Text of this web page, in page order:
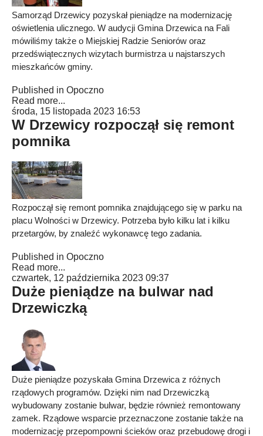
Samorząd Drzewicy pozyskał pieniądze na modernizację
oświetlenia ulicznego. W audycji Gmina Drzewica na Fali
mówiliśmy także o Miejskiej Radzie Seniorów oraz
przedświątecznych wizytach burmistrza u najstarszych
mieszkańców gminy.
Published in Opoczno
Read more...
środa, 15 listopada 2023 16:53
W Drzewicy rozpoczął się remont
pomnika
Rozpoczął się remont pomnika znajdującego się w parku na
placu Wolności w Drzewicy. Potrzeba było kilku lat i kilku
przetargów, by znaleźć wykonawcę tego zadania.
Published in Opoczno
Read more...
czwartek, 12 października 2023 09:37
Duże pieniądze na bulwar nad
Drzewiczką
Duże pieniądze pozyskała Gmina Drzewica z różnych
rządowych programów. Dzięki nim nad Drzewiczką
wybudowany zostanie bulwar, będzie również remontowany
zamek. Rządowe wsparcie przeznaczone zostanie także na
modernizację przepompowni ścieków oraz przebudowę drogi i